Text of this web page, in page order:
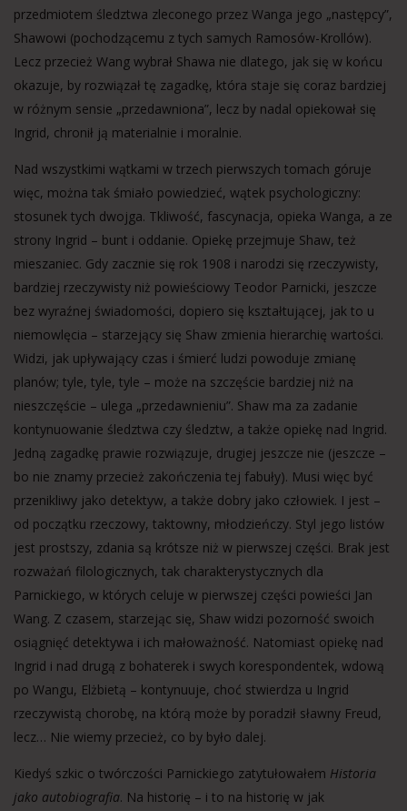
przedmiotem śledztwa zleconego przez Wanga jego „następcy”,
Shawowi (pochodzącemu z tych samych Ramosów-Krollów).
Lecz przecież Wang wybrał Shawa nie dlatego, jak się w końcu
okazuje, by rozwiązał tę zagadkę, która staje się coraz bardziej
w różnym sensie „przedawniona”, lecz by nadal opiekował się
Ingrid, chronił ją materialnie i moralnie.
Nad wszystkimi wątkami w trzech pierwszych tomach góruje
więc, można tak śmiało powiedzieć, wątek psychologiczny:
stosunek tych dwojga. Tkliwość, fascynacja, opieka Wanga, a ze
strony Ingrid – bunt i oddanie. Opiekę przejmuje Shaw, też
mieszaniec. Gdy zacznie się rok 1908 i narodzi się rzeczywisty,
bardziej rzeczywisty niż powieściowy Teodor Parnicki, jeszcze
bez wyraźnej świadomości, dopiero się kształtującej, jak to u
niemowlęcia – starzejący się Shaw zmienia hierarchię wartości.
Widzi, jak upływający czas i śmierć ludzi powoduje zmianę
planów; tyle, tyle, tyle – może na szczęście bardziej niż na
nieszczęście – ulega „przedawnieniu”. Shaw ma za zadanie
kontynuowanie śledztwa czy śledztw, a także opiekę nad Ingrid.
Jedną zagadkę prawie rozwiązuje, drugiej jeszcze nie (jeszcze –
bo nie znamy przecież zakończenia tej fabuły). Musi więc być
przenikliwy jako detektyw, a także dobry jako człowiek. I jest –
od początku rzeczowy, taktowny, młodzieńczy. Styl jego listów
jest prostszy, zdania są krótsze niż w pierwszej części. Brak jest
rozważań filologicznych, tak charakterystycznych dla
Parnickiego, w których celuje w pierwszej części powieści Jan
Wang. Z czasem, starzejąc się, Shaw widzi pozorność swoich
osiągnięć detektywa i ich małoważność. Natomiast opiekę nad
Ingrid i nad drugą z bohaterek i swych korespondentek, wdową
po Wangu, Elżbietą – kontynuuje, choć stwierdza u Ingrid
rzeczywistą chorobę, na którą może by poradził sławny Freud,
lecz… Nie wiemy przecież, co by było dalej.
Kiedyś szkic o twórczości Parnickiego zatytułowałem Historia
jako autobiografia. Na historię – i to na historię w jak